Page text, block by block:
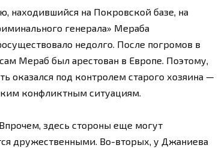
находившийся на Покровской базе, на
генерала» Мераба
недолго. После погромов в
Мераб был арестован в Европе. Поэтому,
оказался под контролем старого хозяина —
конфликтным ситуациям.
здесь стороны еще могут
дружественными. Во-вторых, у Джаниева